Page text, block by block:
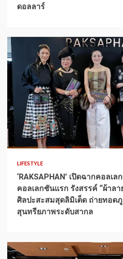
ดอลลาร์
1 min read
LIFESTYLE
‘RAKSAPHAN’ เปิดฉากคอลเ
คอลเลกชันแรก รังสรรค์ “ผ้าล
ศิลปะสะสมสุดลิมิเต็ด ถ่ายทอ
สุนทรียภาพระดับสากล